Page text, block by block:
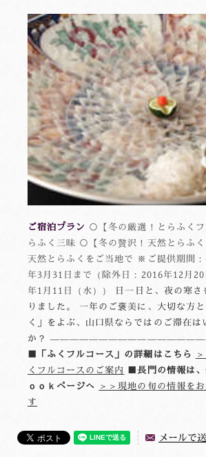
ご宿泊プラン ○【冬の厳選！とらふくフ
らふく三昧 ○【冬の贅沢！天然とらふく
天然とらふくをご当地で ※ご提供期間
年3月31日まで（除外日：2016年12月
年1月11日（水））
日一日と、夜の寒さ
りました。 一年のご褒美に、大切な方
く」をよぶ、山口県ならではのご滞在は
か？
■「ふくフルコース」の詳細はこちら
くフルコースのご案内 ■長門の情報は、
ｏｏｋページへ ＞＞現地の旬の情報を
す
メールで